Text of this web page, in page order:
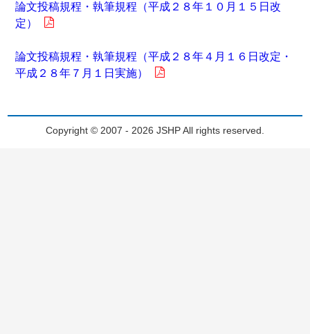
論文投稿規程・執筆規程（平成２８年１０月１５日改
定）
論文投稿規程・執筆規程（平成２８年４月１６日改定・
平成２８年７月１日実施）
Copyright © 2007 - 2026 JSHP All rights reserved.